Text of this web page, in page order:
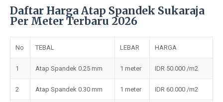
Daftar Harga Atap Spandek Sukaraja
Per Meter Terbaru 2026
No TEBAL LEBAR HARGA
1 Atap Spandek 0.25 mm 1 meter IDR 50.000 /m2
2 Atap Spandek 0.30 mm 1 meter IDR 60.000 /m2